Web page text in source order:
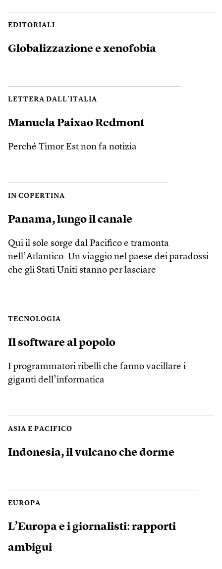
EDITORIALI
Globalizzazione e xenofobia
LETTERA DALL'ITALIA
Manuela Paixao Redmont
Perché Timor Est non fa notizia
IN COPERTINA
Panama, lungo il canale
Qui il sole sorge dal Pacifico e tramonta
nell’Atlantico. Un viaggio nel paese dei paradossi
che gli Stati Uniti stanno per lasciare
TECNOLOGIA
Il software al popolo
I programmatori ribelli che fanno vacillare i
giganti dell’informatica
ASIA E PACIFICO
Indonesia, il vulcano che dorme
EUROPA
L’Europa e i giornalisti: rapporti
ambigui